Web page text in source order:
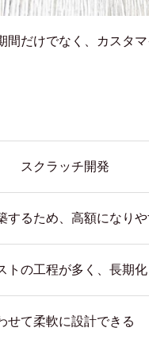
だけでなく、カスタ
スクラッチ開発
するため、高額になり
トの工程が多く、長期
せて柔軟に設計できる